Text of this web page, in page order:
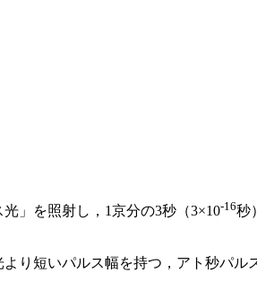
」を照射し，1京分の3秒（3×10-16秒
り短いパルス幅を持つ，アト秒パル